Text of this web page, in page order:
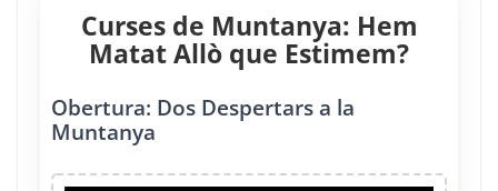
Curses de Muntanya: Hem
Matat Allò que Estimem?
Obertura: Dos Despertars a la
Muntanya